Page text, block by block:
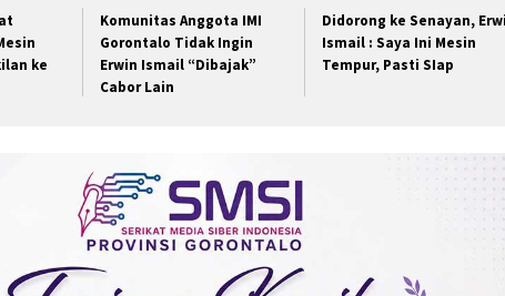
ke
Komunitas Anggota IMI
Gorontalo Tidak Ingin
Erwin Ismail “Dibajak”
Cabor Lain
Didorong ke Senayan,
Ismail : Saya Ini Mesin
Tempur, Pasti SIap